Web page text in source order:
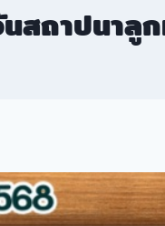
สถาปนาลู